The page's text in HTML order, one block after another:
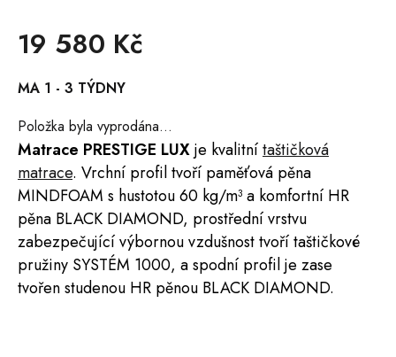
19 580 Kč
Měrná
cena:
MA 1 - 3 TÝDNY
Položka byla vyprodána…
Matrace PRESTIGE LUXje kvalitnítaštičková
matrace. Vrchní profil tvoří paměťová pěna
MINDFOAM s hustotou 60 kg/m³ a komfortní HR
pěna BLACK DIAMOND, prostřední vrstvu
zabezpečující výbornou vzdušnost tvoří taštičkové
pružiny SYSTÉM 1000, aspodní profil je zase
tvořen studenou HR pěnou BLACK DIAMOND.